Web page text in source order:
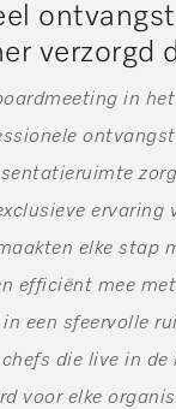
verzorgd
in
ervaring
elke stap
efficiënt mee
in een sfeervolle
die live in de
voor elke